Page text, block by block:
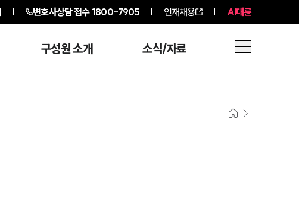
변호사상담 접수1800-7905 인재채용 AI대륜
구성원 소개 소식/자료